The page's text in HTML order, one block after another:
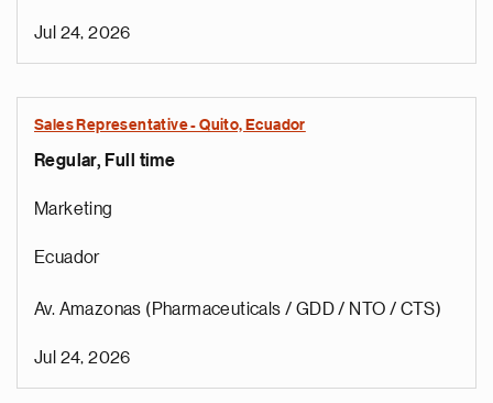
Jul 24, 2026
Sales Representative - Quito, Ecuador
Regular, Full time
Marketing
Ecuador
Av. Amazonas (Pharmaceuticals / GDD / NTO / CTS)
Jul 24, 2026